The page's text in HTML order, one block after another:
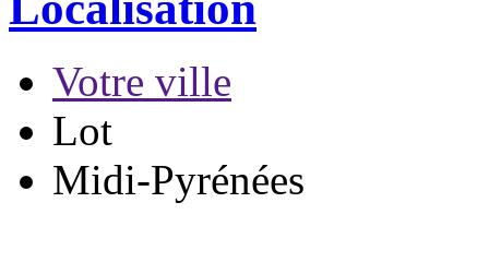
Votre ville
Lot
Midi-Pyrénées